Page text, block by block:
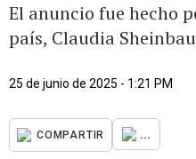
El anuncio fue hecho
país, Claudia
25 de junio de 2025 - 1:21 PM
COMPARTIR ...